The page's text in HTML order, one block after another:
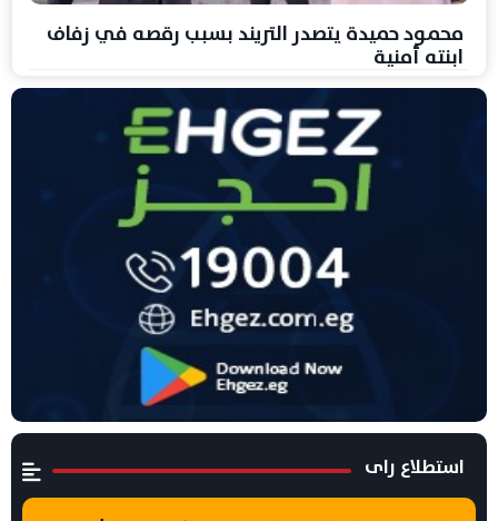
محمود حميدة يتصدر التريند بسبب رقصه في زفاف
ابنته أمنية
استطلاع راى